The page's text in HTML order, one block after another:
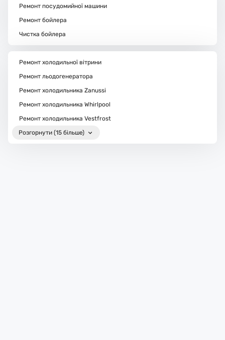
Ремонт посудомийної машини
Ремонт бойлера
Чистка бойлера
Ремонт холодильної вітрини
Ремонт льодогенератора
Ремонт холодильника Zanussi
Ремонт холодильника Whirlpool
Ремонт холодильника Vestfrost
Розгорнути (15 більше)